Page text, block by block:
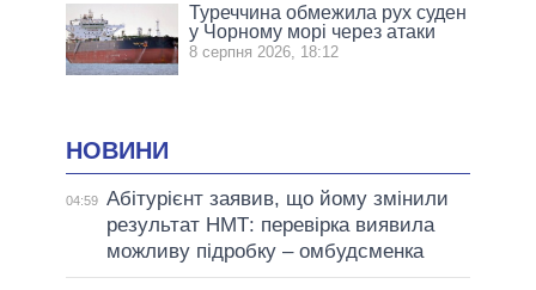
Туреччина обмежила рух суден
у Чорному морі через атаки
8 серпня 2026, 18:12
НОВИНИ
04:59 Абітурієнт заявив, що йому змінили
результат НМТ: перевірка виявила
можливу підробку – омбудсменка